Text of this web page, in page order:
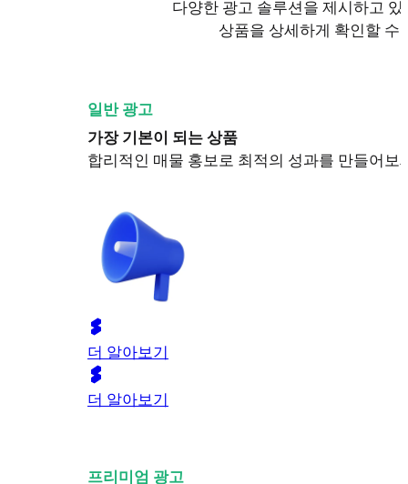
다양한 광고 솔루션을 제시하고 있
상품을 상세하게 확인할 수
일반 광고
가장 기본이 되는 상품
합리적인 매물 홍보로 최적의 성과를 만들어보
더 알아보기
더 알아보기
프리미엄 광고